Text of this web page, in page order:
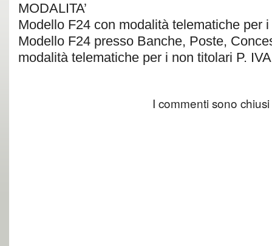
MODALITA’
Modello F24 con modalità telematiche per
Modello F24 presso Banche, Poste,
modalità telematiche per i non titolari P. IVA
I commenti sono chiusi